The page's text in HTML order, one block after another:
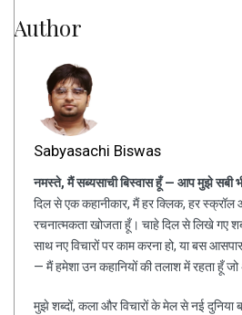
Author
Sabyasachi Biswas
नमस्ते, मैं सब्यसाची बिस्वास हूँ — आप मुझे सबी
दिल से एक कहानीकार, मैं हर क्लिक, हर स्क्रॉल
रचनात्मकता खोजता हूँ। चाहे दिल से लिखे गए
साथ नए विचारों पर काम करना हो, या बस
— मैं हमेशा उन कहानियों की तलाश में रहता हूँ
मुझे शब्दों, कला और विचारों के मेल से नई दुनिया